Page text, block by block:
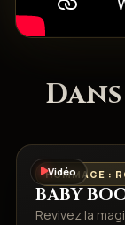
Vidéo
HOMMAGE :
BABY
Revivez la